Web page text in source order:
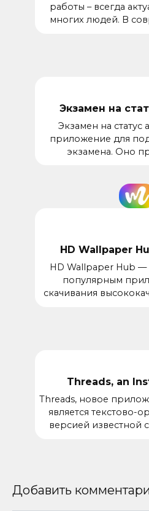
работы – всегда
многих людей. В
Экзамен на
Экзамен на статус
приложение для
экзамена. Оно
HD Wallpaper
HD Wallpaper Hub —
популярным
скачивания
Threads, an
Threads, новое
является текстово-
версией известной
Добавить